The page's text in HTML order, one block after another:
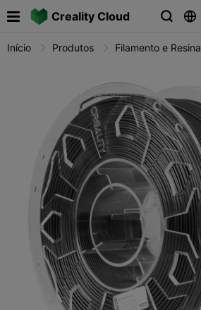
Creality Cloud  
Início Produtos Filamento e Resina